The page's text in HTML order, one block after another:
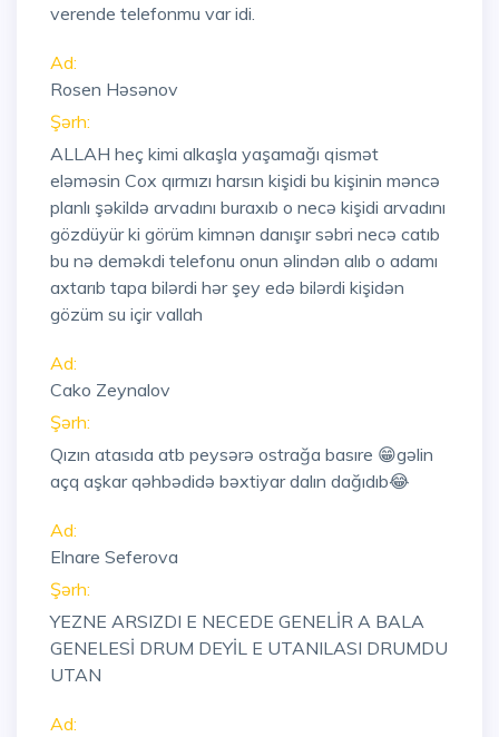
verende telefonmu var idi.
Ad:
Rosen Həsənov
Şərh:
ALLAH heç kimi alkaşla yaşamağı qismət
eləməsin Cox qırmızı harsın kişidi bu kişinin məncə
planlı şəkildə arvadını buraxıb o necə kişidi arvadını
gözdüyür ki görüm kimnən danışır səbri necə catıb
bu nə deməkdi telefonu onun əlindən alıb o adamı
axtarıb tapa bilərdi hər şey edə bilərdi kişidən
gözüm su içir vallah
Ad:
Cako Zeynalov
Şərh:
Qızın atasıda atb peysərə ostrağa basıre 😁gəlin
açq aşkar qəhbədidə bəxtiyar dalın dağıdıb😂
Ad:
Elnare Seferova
Şərh:
YEZNE ARSIZDI E NECEDE GENELİR A BALA
GENELESİ DRUM DEYİL E UTANILASI DRUMDU
UTAN
Ad: